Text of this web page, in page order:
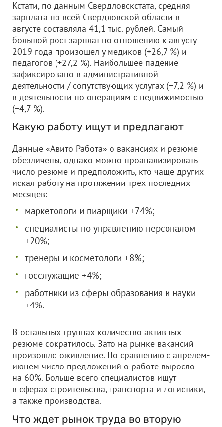
Кстати, по данным Свердловскстата, средняя
зарплата по всей Свердловской области в
августе составляла 41,1 тыс. рублей. Самый
большой рост зарплат по отношению к августу
2019 года произошел у медиков (+26,7 %) и
педагогов (+27,2 %). Наибольшее падение
зафиксировано в административной
деятельности / сопутствующих услугах (−7,2 %) и
в деятельности по операциям с недвижимостью
(−4,7 %).
Какую работу ищут и предлагают
Данные «Авито Работа» о вакансиях и резюме
обезличены, однако можно проанализировать
число резюме и предположить, кто чаще других
искал работу на протяжении трех последних
месяцев:
маркетологи и пиарщики +74%;
специалисты по управлению персоналом
+20%;
тренеры и косметологи +8%;
госслужащие +4%;
работники из сферы образования и науки
+4%.
В остальных группах количество активных
резюме сократилось. Зато на рынке вакансий
произошло оживление. По сравнению с апрелем-
июнем число предложений о работе выросло
на 60%. Больше всего специалистов ищут
в сферах строительства, транспорта и логистики,
а также производства.
Что ждет рынок труда во вторую